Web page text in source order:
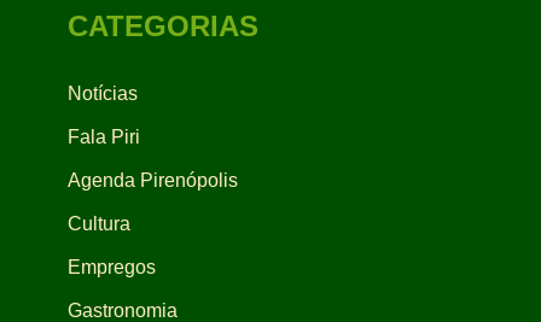
CATEGORIAS
Notícias
Fala Piri
Agenda Pirenópolis
Cultura
Empregos
Gastronomia